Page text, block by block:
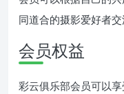
同道合的摄影爱好者交
会员权益
彩云俱乐部会员可以